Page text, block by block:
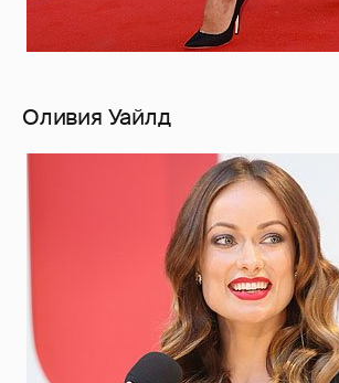
Оливия Уайлд